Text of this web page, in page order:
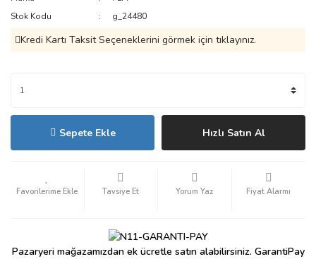
Stok Kodu
g_24480
Kredi Kartı Taksit Seçeneklerini görmek için tıklayınız.
Sepete Ekle Hızlı Satın Al
Tavsiye Et Yorum Yaz Fiyat Alarmı
Pazaryeri mağazamızdan ek ücretle satın alabilirsiniz. GarantiPay